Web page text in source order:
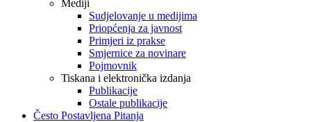
Mediji
Sudjelovanje u medijima
Priopćenja za javnost
Primjeri iz prakse
Smjernice za novinare
Pojmovnik
Tiskana i elektronička izdanja
Publikacije
Ostale publikacije
Često Postavljena Pitanja